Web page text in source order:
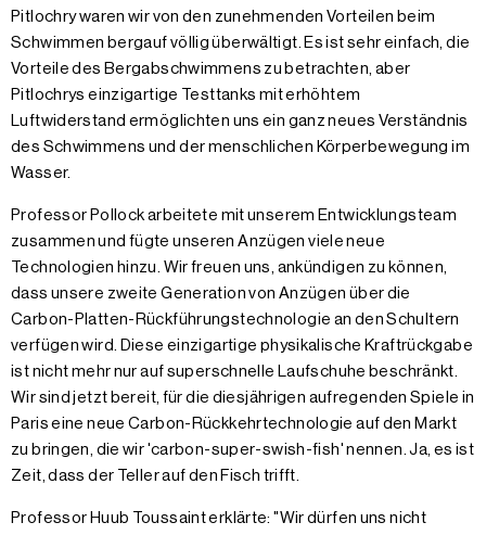
Pitlochry waren wir von den zunehmenden Vorteilen beim
Schwimmen bergauf völlig überwältigt. Es ist sehr einfach, die
Vorteile des Bergabschwimmens zu betrachten, aber
Pitlochrys einzigartige Testtanks mit erhöhtem
Luftwiderstand ermöglichten uns ein ganz neues Verständnis
des Schwimmens und der menschlichen Körperbewegung im
Wasser.
Professor Pollock arbeitete mit unserem Entwicklungsteam
zusammen und fügte unseren Anzügen viele neue
Technologien hinzu. Wir freuen uns, ankündigen zu können,
dass unsere zweite Generation von Anzügen über die
Carbon-Platten-Rückführungstechnologie an den Schultern
verfügen wird. Diese einzigartige physikalische Kraftrückgabe
ist nicht mehr nur auf superschnelle Laufschuhe beschränkt.
Wir sind jetzt bereit, für die diesjährigen aufregenden Spiele in
Paris eine neue Carbon-Rückkehrtechnologie auf den Markt
zu bringen, die wir 'carbon-super-swish-fish' nennen. Ja, es ist
Zeit, dass der Teller auf den Fisch trifft.
Professor Huub Toussaint erklärte: "Wir dürfen uns nicht